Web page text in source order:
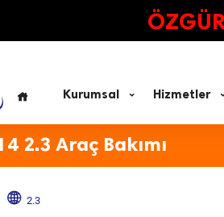
Kurumsal Hizmetler
2.3 Araç Bakımı
2.3